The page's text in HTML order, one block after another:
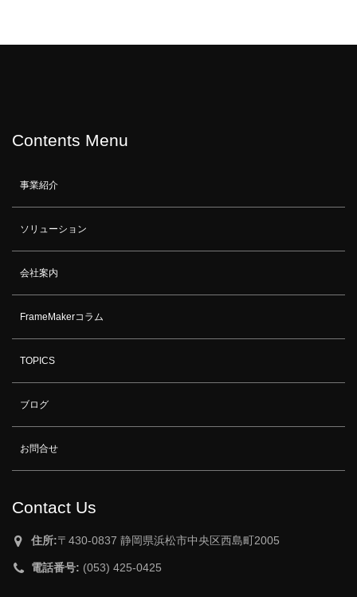
Contents Menu
事業紹介
ソリューション
会社案内
FrameMakerコラム
TOPICS
ブログ
お問合せ
Contact Us
住所:〒430-0837 静岡県浜松市中央区西島町2005
電話番号: (053) 425-0425